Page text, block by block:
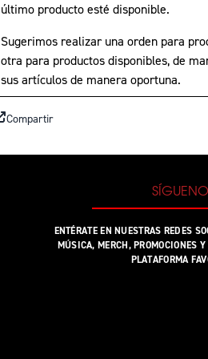
último producto esté disponible.
Sugerimos realizar una orden para
otra para productos disponibles, de
sus artículos de manera oportuna.
Compartir
ENTÉRATE EN NUESTRAS REDES
MÚSICA, MERCH, PROMOCIONES
PLATAFORMA